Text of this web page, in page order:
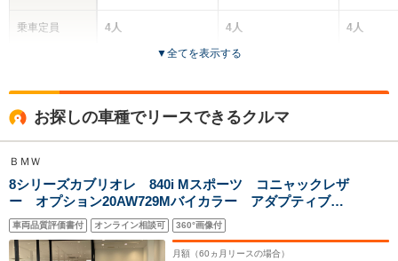
乗車定員
サイズ
4人
全高
1.36m
全幅
1.91m
4.87m
4人
2ドア
1.4m
全幅
1.89m
4人
▼全てを表示する
お探しの車種でリースできるクルマ
ＢＭＷ
8シリーズカブリオレ 840i Mスポーツ コニャックレザ
ー オプション20AW729Mバイカラー アダプティブM
サス レーザーライト パーキングアシストプラス ス
テアリングサポート エアカラー クラフテッドクリス
タルフィニッシュ ソフトクローズドア
車両品質評価書付 オンライン相談可 360°画像付
月額（60 ヵ月リースの場合）